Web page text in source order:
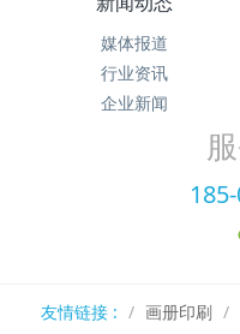
媒体报道
行业资讯
企业新闻
友情链接 : 画册印刷